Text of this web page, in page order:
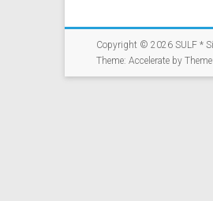
Copyright © 2026 SULF *
Theme: Accelerate by